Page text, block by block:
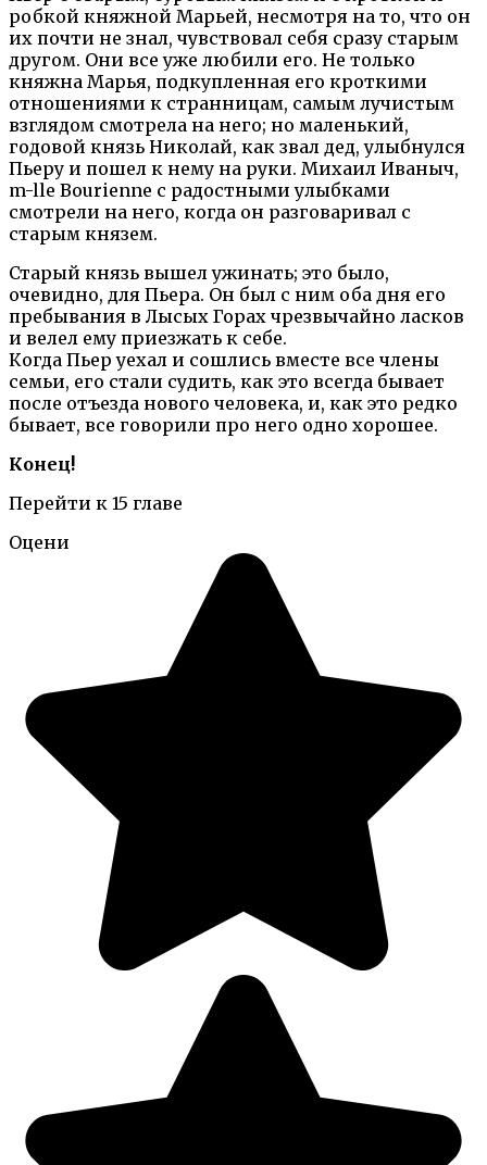
робкой княжной Марьей, несмотря на то, что он
их почти не знал, чувствовал себя сразу старым
другом. Они все уже любили его. Не только
княжна Марья, подкупленная его кроткими
отношениями к странницам, самым лучистым
взглядом смотрела на него; но маленький,
годовой князь Николай, как звал дед, улыбнулся
Пьеру и пошел к нему на руки. Михаил Иваныч,
m-lle Bourienne с радостными улыбками
смотрели на него, когда он разговаривал с
старым князем.
Старый князь вышел ужинать; это было,
очевидно, для Пьера. Он был с ним оба дня его
пребывания в Лысых Горах чрезвычайно ласков
и велел ему приезжать к себе.
Когда Пьер уехал и сошлись вместе все члены
семьи, его стали судить, как это всегда бывает
после отъезда нового человека, и, как это редко
бывает, все говорили про него одно хорошее.
Конец!
Перейти к 15 главе
Оцени